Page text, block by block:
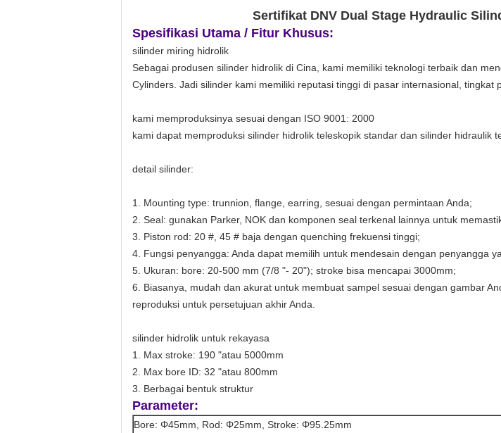
Sertifikat DNV Dual Stage Hydraulic
Spesifikasi Utama / Fitur Khusus:
silinder miring hidrolik
Sebagai produsen silinder hidrolik di Cina, kami memiliki teknologi terbaik dan
Cylinders. Jadi silinder kami memiliki reputasi tinggi di pasar internasional, tingkat
kami memproduksinya sesuai dengan ISO 9001: 2000
kami dapat memproduksi silinder hidrolik teleskopik standar dan silinder hidraulik
detail silinder:
1. Mounting type: trunnion, flange, earring, sesuai dengan permintaan Anda;
2. Seal: gunakan Parker, NOK dan komponen seal terkenal lainnya untuk
3. Piston rod: 20 #, 45 # baja dengan quenching frekuensi tinggi;
4. Fungsi penyangga: Anda dapat memilih untuk mendesain dengan penyangga
5. Ukuran: bore: 20-500 mm (7/8 "- 20"); stroke bisa mencapai 3000mm;
6. Biasanya, mudah dan akurat untuk membuat sampel sesuai dengan gambar
reproduksi untuk persetujuan akhir Anda.
silinder hidrolik untuk rekayasa
1. Max stroke: 190 "atau 5000mm
2. Max bore ID: 32 "atau 800mm
3. Berbagai bentuk struktur
Parameter:
Bore: Φ45mm, Rod: Φ25mm, Stroke: Φ95.25mm